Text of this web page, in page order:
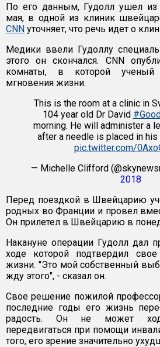
По его данным, Гудолл ушел из
мая, в одной из клиник
CNN уточняет, что речь идет о
Медики ввели Гудоллу
этого он скончался. CNN
комнаты, в которой ученый
мгновения жизни.
This is the room at a clinic in
104 year old Dr David
morning. He will administer a
after a needle is placed in his
pic.twitter.com/
— Michelle Clifford
2018
Перед поездкой в Швейцарию
родных во Франции и провел
Он прилетел в Швейцарию в
Накануне операции Гудолл дал
ходе которой подтвердил
жизни. "Это мой собственный
жду этого", - сказал он.
Свое решение пожилой
последние годы его жизнь
радость. Он не может
передвигаться при помощи
того, его зрение значительно